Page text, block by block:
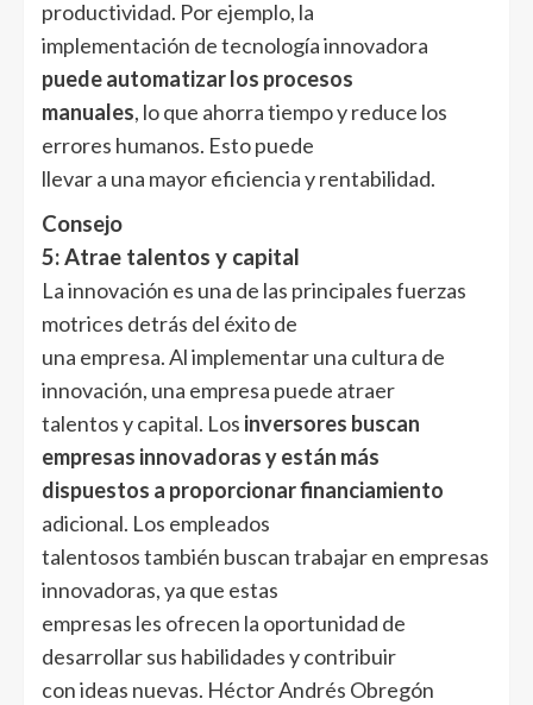
productividad. Por ejemplo, la
implementación de tecnología innovadora
puede automatizar los procesos
manuales, lo que ahorra tiempo y reduce los
errores humanos. Esto puede
llevar a una mayor eficiencia y rentabilidad.
Consejo
5: Atrae talentos y capital
La innovación es una de las principales fuerzas
motrices detrás del éxito de
una empresa. Al implementar una cultura de
innovación, una empresa puede atraer
talentos y capital. Los inversores buscan
empresas innovadoras y están más
dispuestos a proporcionar financiamiento
adicional. Los empleados
talentosos también buscan trabajar en empresas
innovadoras, ya que estas
empresas les ofrecen la oportunidad de
desarrollar sus habilidades y contribuir
con ideas nuevas. Héctor Andrés Obregón